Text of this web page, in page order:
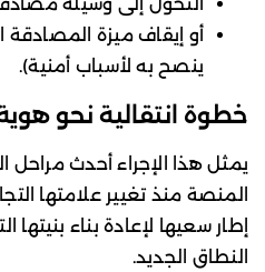
أو إيقاف ميزة المصادقة
ينصح به لأسباب أمنية).
خطوة انتقالية نحو
يمثل هذا الإجراء أحدث
إطار سعيها لإعادة بناء بنيتها
النطاق الجديد.